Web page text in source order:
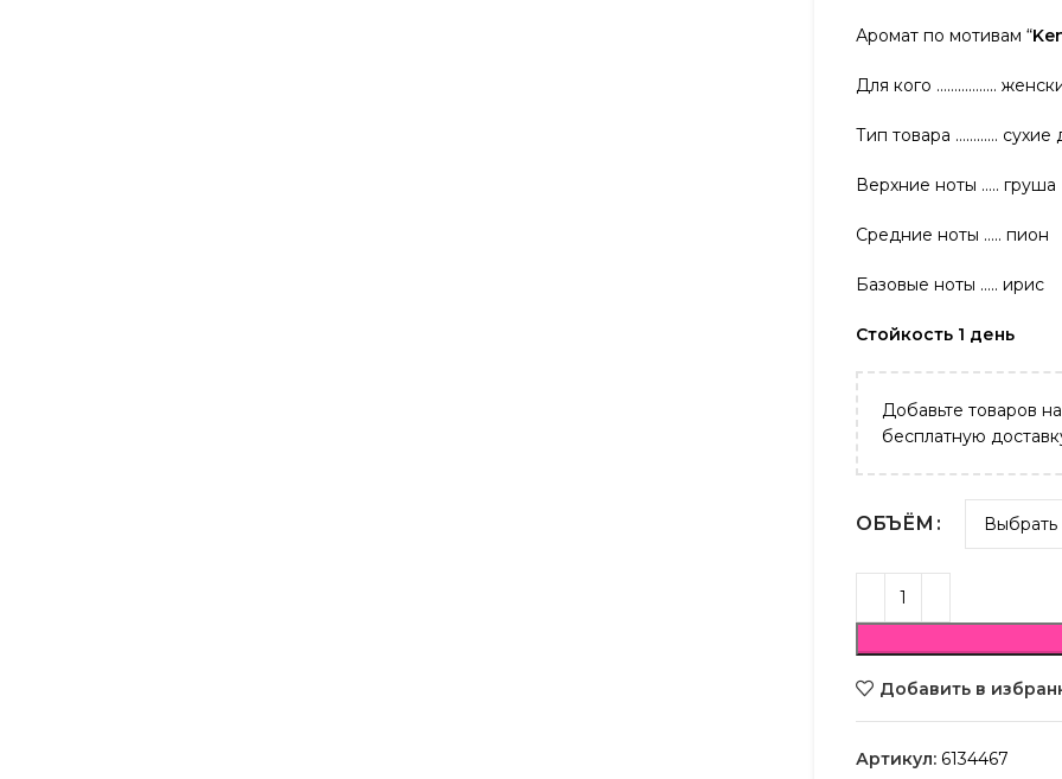
Аромат по мотивам “
Для кого ……………..
Тип товара ………… сухие
Верхние ноты ….. груша
Средние ноты ….. пион
Базовые ноты ….. ирис
Стойкость 1 день
Добавьте товаров
бесплатную
ОБЪЁМ
Добавить в
Артикул: 6134467